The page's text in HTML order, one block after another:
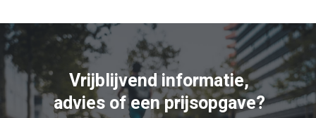
Vrijblijvend informatie,
advies of een prijsopgave?